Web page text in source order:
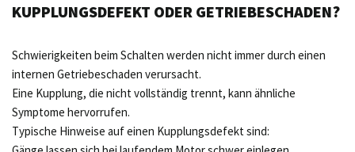
KUPPLUNGSDEFEKT ODER GETRIEBESCHADEN?
Schwierigkeiten beim Schalten werden nicht immer durch einen
internen Getriebeschaden verursacht.
Eine Kupplung, die nicht vollständig trennt, kann ähnliche
Symptome hervorrufen.
Typische Hinweise auf einen Kupplungsdefekt sind: